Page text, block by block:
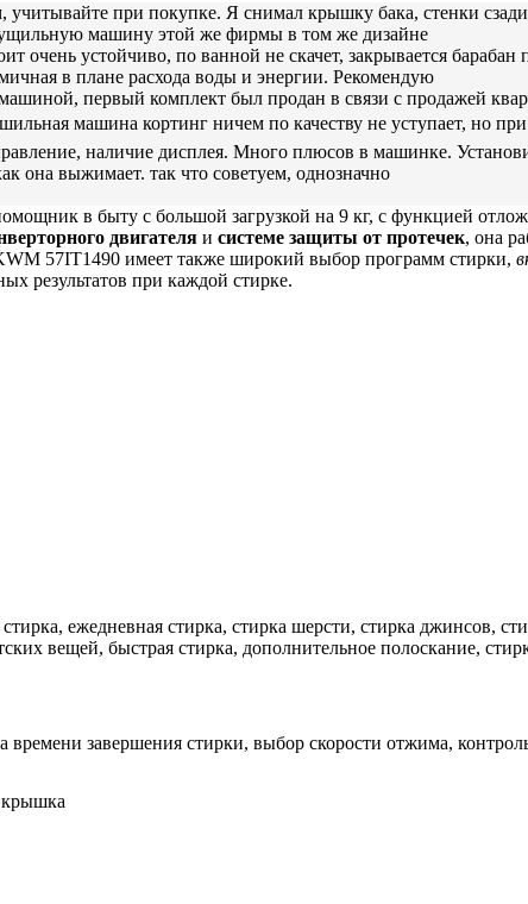
при покупке. Я снимал крышку бака, стенки
машину этой же фирмы в том же дизайне
очень устойчиво, по ванной не скачет, закрывается
в плане расхода воды и энергии. Рекомендую
первый комплект был продан в связи с продажей
машина кортинг ничем по качеству не уступает, но
наличие дисплея. Много плюсов в машинке.
она выжимает. так что советуем, однозначно
в быту с большой загрузкой на 9 кг, с функцией
двигателя и системе защиты от протечек, она
57IT1490 имеет также широкий выбор программ стирки,
результатов при каждой стирке.
ежедневная стирка, стирка шерсти, стирка джинсов,
вещей, быстрая стирка, дополнительное полоскание,
времени завершения стирки, выбор скорости отжима,
крышка